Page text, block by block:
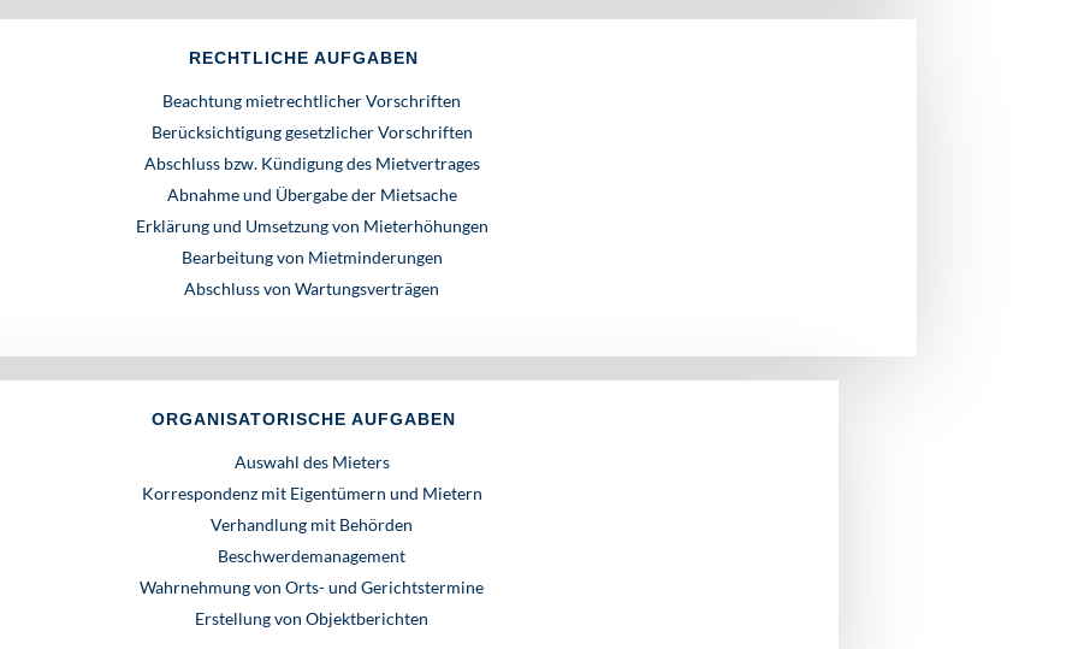
RECHTLICHE AUFGABEN
Beachtung mietrechtlicher Vorschriften
Berücksichtigung gesetzlicher Vorschriften
Abschluss bzw. Kündigung des Mietvertrages
Abnahme und Übergabe der Mietsache
Erklärung und Umsetzung von Mieterhöhungen
Bearbeitung von Mietminderungen
Abschluss von Wartungsverträgen
ORGANISATORISCHE AUFGABEN
Auswahl des Mieters
Korrespondenz mit Eigentümern und Mietern
Verhandlung mit Behörden
Beschwerdemanagement
Wahrnehmung von Orts- und Gerichtstermine
Erstellung von Objektberichten